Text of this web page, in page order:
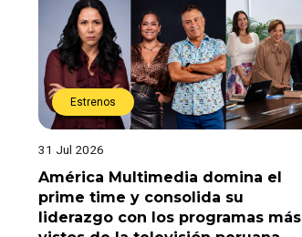
Estrenos
31 Jul 2026
América Multimedia domina el
prime time y consolida su
liderazgo con los programas más